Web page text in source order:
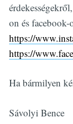
on és facebook-
https://
https://
Ha bármilyen
Sávolyi Bence